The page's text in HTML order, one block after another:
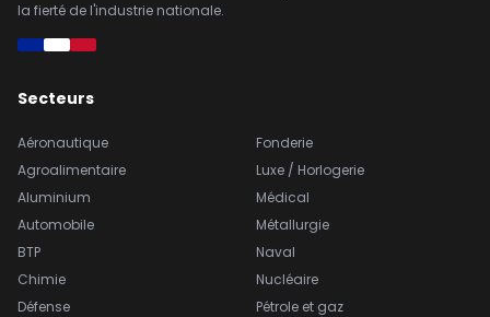
la fierté de l'industrie nationale.
Secteurs
Aéronautique
Agroalimentaire
Aluminium
Automobile
BTP
Chimie
Défense
Fonderie
Luxe / Horlogerie
Médical
Métallurgie
Naval
Nucléaire
Pétrole et gaz